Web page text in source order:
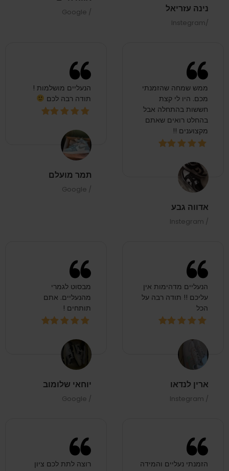
נינה עזריאל
/Instegram
/ Google
ממש שמחה שהזמנתי
מכם. היו לי קצת
חששות בהתחלה אבל
בהחלט רואים שאתם
מקצוענים !!
אדווה גבע
/ Instegram
הנעליים מושלמות !
תודה רבה לכם
תמר מועלם
/ Google
הנעליים מדהימות אין
עליכם !! תודה רבה על
הכל
ארין לנדאו
/ Instegram
מבסוט לגמרי
מהנעליים. אתם
תותחים !
יוחאי שלומוב
/ Google
הזמנתי נעליים והמידה
רוצה לתת לכם ציון